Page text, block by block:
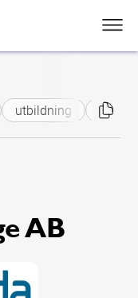
utbildning
AB